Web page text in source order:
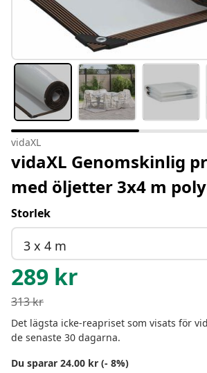
vidaXL
vidaXL Genomskinlig
med öljetter 3x4 m
Storlek
3 x 4 m
289 kr
313kr
Det lägsta icke-reapriset som visats för
de senaste 30 dagarna.
Du sparar 24.00 kr (- 8%)